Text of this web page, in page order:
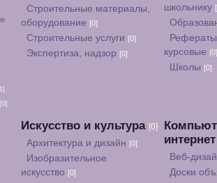
[0]
Строительные материалы,
оборудование [0]
Строительные услуги [0]
Экспертиза, надзор [0]
школьнику
курсовые [0]
Школы [0]
Искусство и культура [0]
Архитектура и дизайн [0]
Изобразительное
искусство [0]
Веб-
Доски